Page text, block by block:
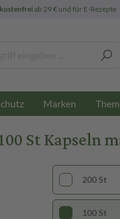
ab 29 € und für E-Rezepte
Marken
St Kapseln
200 St
100 St